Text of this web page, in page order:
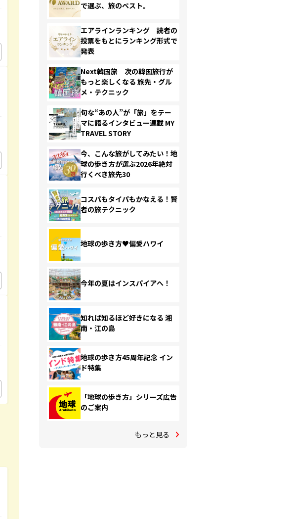
で選ぶ、旅のベスト。
エアラインランキング 読者の
投票をもとにランキング形式で
発表
Next韓国旅 次の韓国旅行が
もっと楽しくなる 旅先・グル
メ・テクニック
旬な“あの人”が「旅」をテー
マに語るインタビュー連載 MY
TRAVEL STORY
今、こんな旅がしてみたい！地
球の歩き方が選ぶ2026年絶対
行くべき旅先30
コスパもタイパもかなえる！賢
者の旅テクニック
地球の歩き方♥偏愛ハワイ
今年の夏はインスパイアへ！
知れば知るほど好きになる 湘
南・江の島
地球の歩き方45周年記念 イン
ド特集
「地球の歩き方」シリーズ広告
のご案内
もっと見る